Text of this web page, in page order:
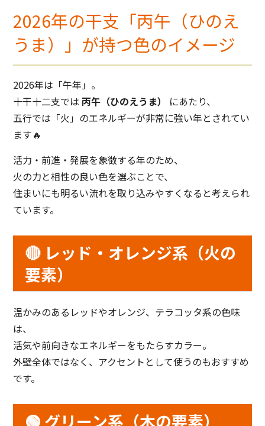
2026年の干支「丙午（ひのえ
うま）」が持つ色のイメージ
2026年は「午年」。
十干十二支では 丙午（ひのえうま）
にあたり、
五行では「火」のエネルギーが非常に強い年とされてい
ます🔥
活力・前進・発展を象徴する年のため、
火の力と相性の良い色を選ぶことで、
住まいにも明るい流れを取り込みやすくなると考えられ
ています。
🔴 レッド・オレンジ系（火の
要素）
温かみのあるレッドやオレンジ、テラコッタ系の色味
は、
活気や前向きなエネルギーをもたらすカラー。
外壁全体ではなく、アクセントとして使うのもおすすめ
です。
🟢 グリーン系（木の要素）